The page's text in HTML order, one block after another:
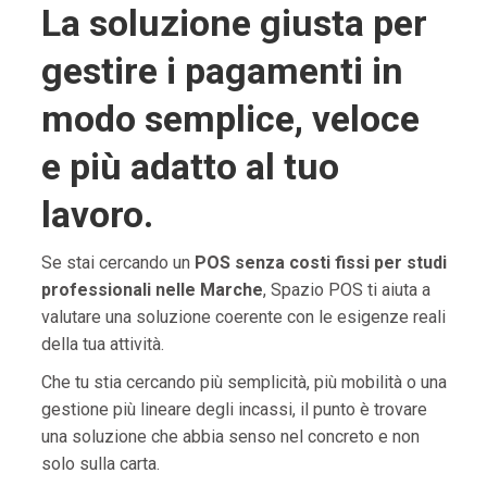
La soluzione giusta per
gestire i pagamenti in
modo semplice, veloce
e più adatto al tuo
lavoro.
Se stai cercando un POS senza costi fissi per studi
professionali nelle Marche, Spazio POS ti aiuta a
valutare una soluzione coerente con le esigenze reali
della tua attività.
Che tu stia cercando più semplicità, più mobilità o una
gestione più lineare degli incassi, il punto è trovare
una soluzione che abbia senso nel concreto e non
solo sulla carta.